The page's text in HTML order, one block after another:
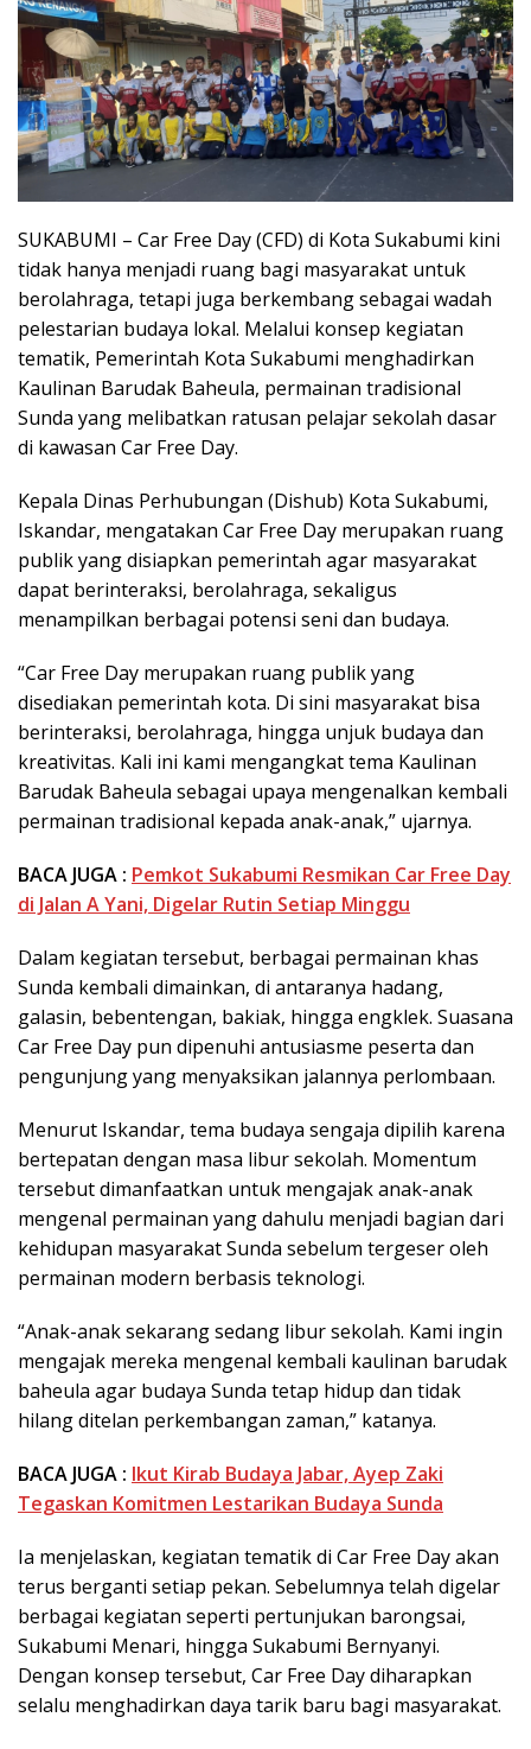
SUKABUMI – Car Free Day (CFD) di Kota Sukabumi kini
tidak hanya menjadi ruang bagi masyarakat untuk
berolahraga, tetapi juga berkembang sebagai wadah
pelestarian budaya lokal. Melalui konsep kegiatan
tematik, Pemerintah Kota Sukabumi menghadirkan
Kaulinan Barudak Baheula, permainan tradisional
Sunda yang melibatkan ratusan pelajar sekolah dasar
di kawasan Car Free Day.
Kepala Dinas Perhubungan (Dishub) Kota Sukabumi,
Iskandar, mengatakan Car Free Day merupakan ruang
publik yang disiapkan pemerintah agar masyarakat
dapat berinteraksi, berolahraga, sekaligus
menampilkan berbagai potensi seni dan budaya.
“Car Free Day merupakan ruang publik yang
disediakan pemerintah kota. Di sini masyarakat bisa
berinteraksi, berolahraga, hingga unjuk budaya dan
kreativitas. Kali ini kami mengangkat tema Kaulinan
Barudak Baheula sebagai upaya mengenalkan kembali
permainan tradisional kepada anak-anak,” ujarnya.
BACA JUGA : Pemkot Sukabumi Resmikan Car Free Day
di Jalan A Yani, Digelar Rutin Setiap Minggu
Dalam kegiatan tersebut, berbagai permainan khas
Sunda kembali dimainkan, di antaranya hadang,
galasin, bebentengan, bakiak, hingga engklek. Suasana
Car Free Day pun dipenuhi antusiasme peserta dan
pengunjung yang menyaksikan jalannya perlombaan.
Menurut Iskandar, tema budaya sengaja dipilih karena
bertepatan dengan masa libur sekolah. Momentum
tersebut dimanfaatkan untuk mengajak anak-anak
mengenal permainan yang dahulu menjadi bagian dari
kehidupan masyarakat Sunda sebelum tergeser oleh
permainan modern berbasis teknologi.
“Anak-anak sekarang sedang libur sekolah. Kami ingin
mengajak mereka mengenal kembali kaulinan barudak
baheula agar budaya Sunda tetap hidup dan tidak
hilang ditelan perkembangan zaman,” katanya.
BACA JUGA : Ikut Kirab Budaya Jabar, Ayep Zaki
Tegaskan Komitmen Lestarikan Budaya Sunda
Ia menjelaskan, kegiatan tematik di Car Free Day akan
terus berganti setiap pekan. Sebelumnya telah digelar
berbagai kegiatan seperti pertunjukan barongsai,
Sukabumi Menari, hingga Sukabumi Bernyanyi.
Dengan konsep tersebut, Car Free Day diharapkan
selalu menghadirkan daya tarik baru bagi masyarakat.